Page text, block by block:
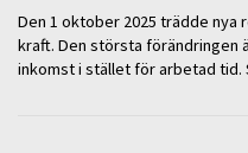
Den 1 oktober 2025 trädde
kraft. Den största förändringen
inkomst i stället för arbetad